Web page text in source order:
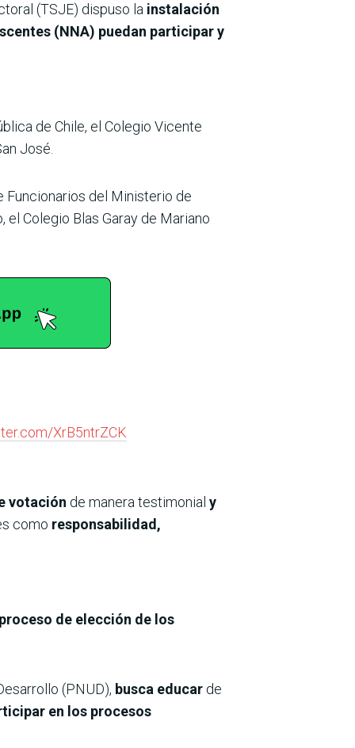
(TSJE) dispuso la instalación
(NNA) puedan participar y
de Chile, el Colegio Vicente
José.
Funcionarios del Ministerio de
el Colegio Blas Garay de Mariano
XrB5ntrZCK
votación de manera testimonial y
como responsabilidad,
de elección de los
(PNUD), busca educar de
en los procesos